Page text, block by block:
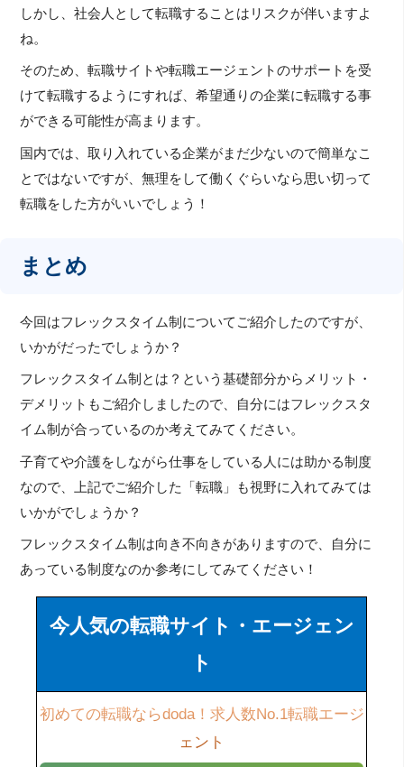
しかし、社会人として転職することはリスクが伴いますよ
ね。
そのため、転職サイトや転職エージェントのサポートを受
けて転職するようにすれば、希望通りの企業に転職する事
ができる可能性が高まります。
国内では、取り入れている企業がまだ少ないので簡単なこ
とではないですが、無理をして働くぐらいなら思い切って
転職をした方がいいでしょう！
まとめ
今回はフレックスタイム制についてご紹介したのですが、
いかがだったでしょうか？
フレックスタイム制とは？という基礎部分からメリット・
デメリットもご紹介しましたので、自分にはフレックスタ
イム制が合っているのか考えてみてください。
子育てや介護をしながら仕事をしている人には助かる制度
なので、上記でご紹介した「転職」も視野に入れてみては
いかがでしょうか？
フレックスタイム制は向き不向きがありますので、自分に
あっている制度なのか参考にしてみてください！
今人気の転職サイト・エージェン
ト
初めての転職ならdoda！求人数No.1転職エージ
ェント